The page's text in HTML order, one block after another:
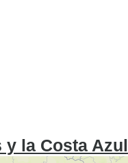
la Costa Azul